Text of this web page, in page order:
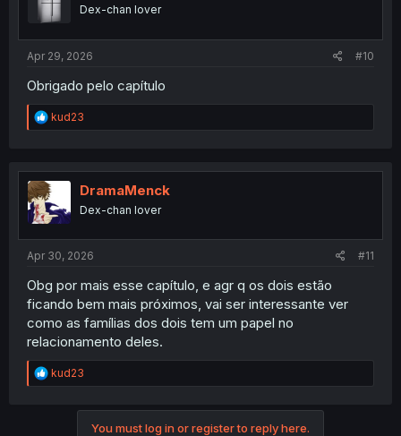
n
Dex-chan lover
Apr 29, 2026 #10
Obrigado pelo capítulo
R
e
t
i
o
n
kud23
DramaMenck
Dex-chan lover
Apr 30, 2026 #11
Obg por mais esse capítulo, e agr q os dois estão
ficando bem mais próximos, vai ser interessante ver
como as famílias dos dois tem um papel no
relacionamento deles.
R
e
kud23
You must log in or register to reply here.